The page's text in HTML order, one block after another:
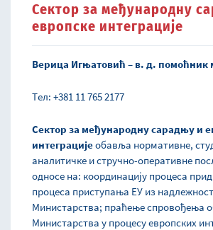
Сектор за међународну
европске интеграције
Верица Игњатовић – в. д. помоћник
Tел: +381 11 765 2177
Сектор за међународну сарадњу и
интеграцијеобавља нормативне,
аналитичке и стручно-оперативне
односе на: координацију процеса
процеса приступања ЕУ из
Министарства; праћење спровођења
Министарства у процесу европских